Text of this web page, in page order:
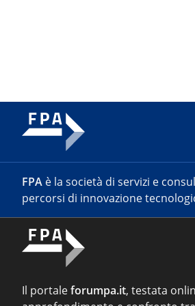
FPA è la società di servizi e
percorsi di innovazione
Il portaleforumpa.it, testata